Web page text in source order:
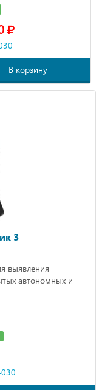
В корзину
3
выявления
автономных и